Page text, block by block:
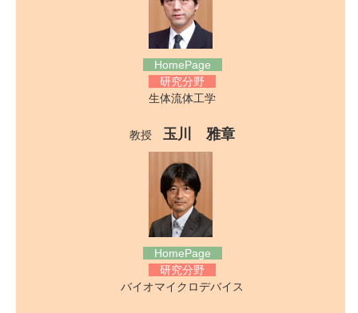
HomePage
研究分野
生体流体工学
教授 玉川 雅章
HomePage
研究分野
バイオマイクロデバイス